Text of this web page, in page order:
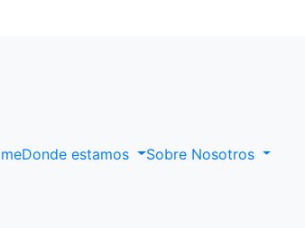
Donde estamos Sobre Nosotros